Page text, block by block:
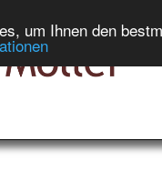
um Ihnen den